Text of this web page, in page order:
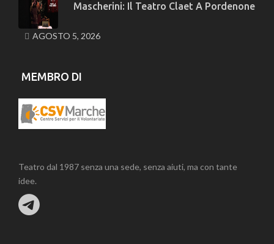
Mascherini: Il Teatro Claet A Pordenone
AGOSTO 5, 2026
MEMBRO DI
Teatro dal 1987 senza una sede, senza aiuti, ma con tante
idee.